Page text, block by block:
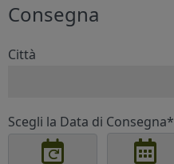
Consegna
Città
Scegli la Data di Consegna*